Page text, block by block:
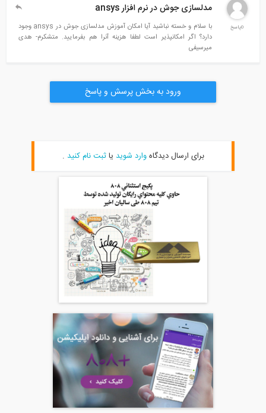
مدلسازی جوش در نرم افزار ansys
با سلام و خسته نباشید آیا امکان آموزش مدلسازی جوش در ansys وجود
دارد؟ اگر امکانپذیر است لطفا هزینه آنرا هم بفرمایید. متشکرم- هدی
میرسیفی
ورود به بخش پرسش و پاسخ
برای ارسال دیدگاهوارد شویدیاثبت نام کنید.